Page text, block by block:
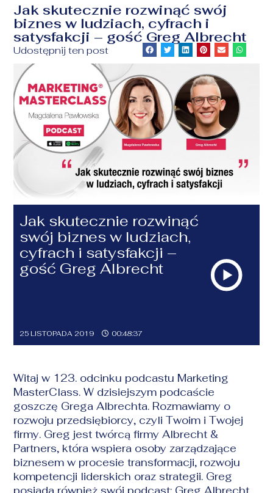
Jak skutecznie rozwinąć swój
biznes w ludziach, cyfrach i
satysfakcji – gość Greg Albrecht
Udostępnij ten post
Jak skutecznie rozwinąć
swój biznes w ludziach,
cyfrach i satysfakcji –
gość Greg Albrecht
25 LISTOPADA 2019 00:48:37
Witaj w 123. odcinku podcastu Marketing
MasterClass. W dzisiejszym podcaście
goszczę Grega Albrechta. Rozmawiamy o
rozwoju przedsiębiorcy, czyli Twoim i Twojej
firmy. Greg jest twórcą firmy Albrecht &
Partners, która wspiera osoby zarządzające
biznesem w procesie transformacji, rozwoju
kompetencji liderskich oraz strategii. Greg
posiada również swój podcast: Greg Albrecht